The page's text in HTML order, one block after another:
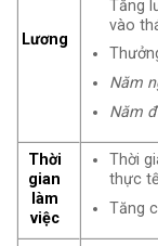
Lương
Tăng
vào
Năm
Năm
Thời
gian
làm
việc
Thời
thực
Tăng